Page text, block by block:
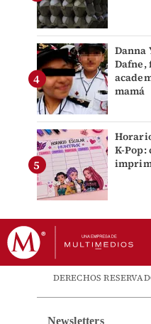
Danna
Dafne,
mamá
K-
DERECHOS
Newsletters